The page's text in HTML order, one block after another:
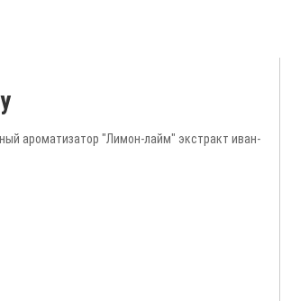
ароматизатор "Лимон-лайм" экстракт иван-